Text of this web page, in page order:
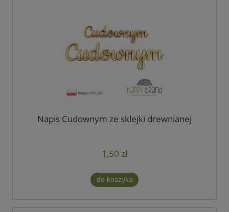
Napis Cudownym ze sklejki drewnianej
1,50 zł
do koszyka